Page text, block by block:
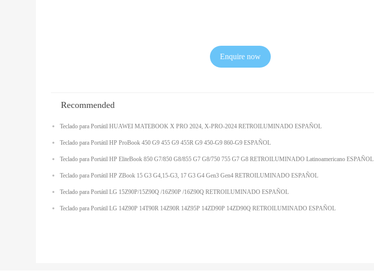
Enquire now
Recommended
Teclado para Portátil HUAWEI MATEBOOK X PRO 2024, X-PRO-2024 RETROILUMINADO ESPAÑOL
Teclado para Portátil HP ProBook 450 G9 455 G9 455R G9 450-G9 860-G9 ESPAÑOL
Teclado para Portátil HP EliteBook 850 G7/850 G8/855 G7 G8/750 755 G7 G8 RETROILUMINADO Latinoamericano ESPAÑOL
Teclado para Portátil HP ZBook 15 G3 G4,15-G3, 17 G3 G4 Gen3 Gen4 RETROILUMINADO ESPAÑOL
Teclado para Portátil LG 15Z90P/15Z90Q /16Z90P /16Z90Q RETROILUMINADO ESPAÑOL
Teclado para Portátil LG 14Z90P 14T90R 14Z90R 14Z95P 14ZD90P 14ZD90Q RETROILUMINADO ESPAÑOL